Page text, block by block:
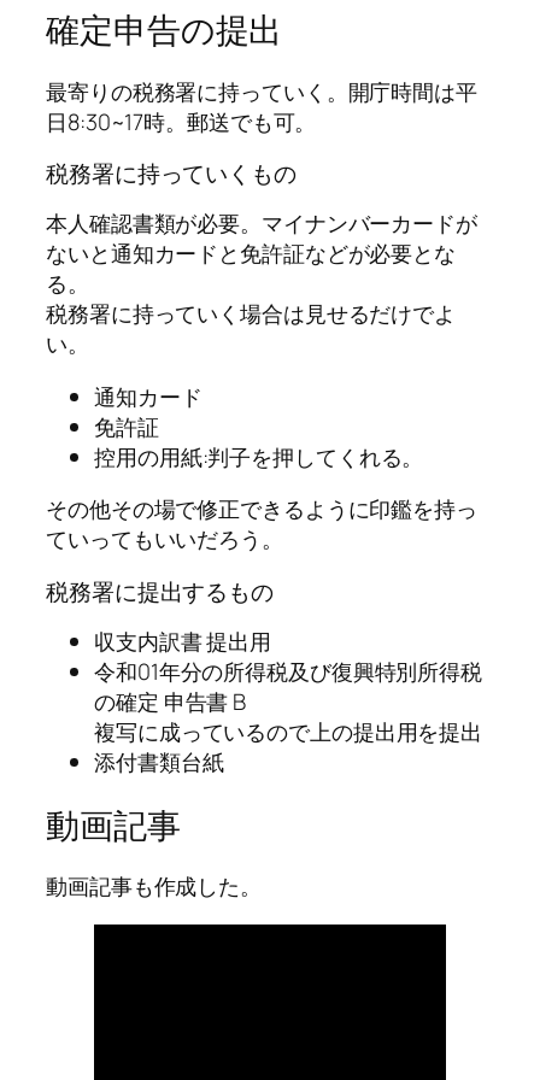
確定申告の提出
最寄りの税務署に持っていく。開庁時間は平
日8:30~17時。郵送でも可。
税務署に持っていくもの
本人確認書類が必要。マイナンバーカードが
ないと通知カードと免許証などが必要とな
る。
税務署に持っていく場合は見せるだけでよ
い。
通知カード
免許証
控用の用紙:判子を押してくれる。
その他その場で修正できるように印鑑を持っ
ていってもいいだろう。
税務署に提出するもの
収支内訳書 提出用
令和01年分の所得税及び復興特別所得税
の確定 申告書 B
複写に成っているので上の提出用を提出
添付書類台紙
動画記事
動画記事も作成した。